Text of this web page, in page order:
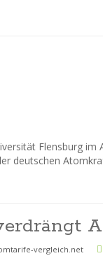
Flensburg
deutschen
vergleich.net